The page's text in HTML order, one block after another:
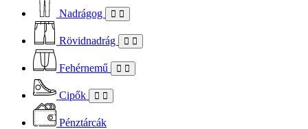
Nadrágog
Rövidnadrág
Fehérnemű
Cipők
Pénztárcák